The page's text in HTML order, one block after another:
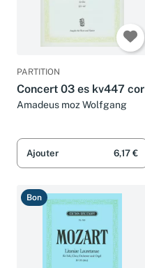
PARTITION
Concert 03 es kv447 cor
Amadeus moz Wolfgang
Ajouter 6,17 €
Bon